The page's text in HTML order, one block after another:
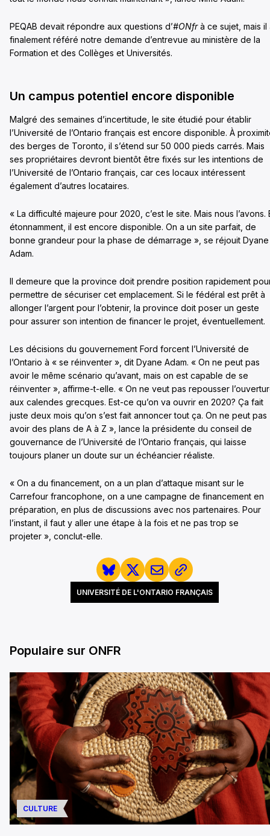
PEQAB devait répondre aux questions d’#ONfrà ce sujet, mais il
finalement référé notre demande d’entrevue au ministère de la
Formation et des Collèges et Universités.
Un campus potentiel encore disponible
Malgré des semaines d’incertitude, le site étudié pour établir
l’Université de l’Ontario français est encore disponible. À
des berges de Toronto, il s’étend sur 50 000 pieds carrés. Mais
ses propriétaires devront bientôt être fixés sur les intentions de
l’Université de l’Ontario français, car ces locaux intéressent
également d’autres locataires.
« La difficulté majeure pour 2020, c’est le site. Mais nous l’avons.
étonnamment, il est encore disponible. On a un site parfait, de
bonne grandeur pour la phase de démarrage », se réjouit Dyane
Adam.
Il demeure que la province doit prendre position rapidement
permettre de sécuriser cet emplacement. Si le fédéral est prêt à
allonger l’argent pour l’obtenir, la province doit poser un geste
pour assurer son intention de financer le projet, éventuellement.
Les décisions du gouvernement Ford forcent l’Université de
l’Ontario à « se réinventer », dit Dyane Adam. « On ne peut pas
avoir le même scénario qu’avant, mais on est capable de se
réinventer », affirme-t-elle. « On ne veut pas repousser
aux calendes grecques. Est-ce qu’on va ouvrir en 2020? Ça fait
juste deux mois qu’on s’est fait annoncer tout ça. On ne peut pas
avoir des plans de A à Z », lance la présidente du conseil de
gouvernance de l’Université de l’Ontario français, qui laisse
toujours planer un doute sur un échéancier réaliste.
« On a du financement, on a un plan d’attaque misant sur le
Carrefour francophone, on a une campagne de financement en
préparation, en plus de discussions avec nos partenaires. Pour
l’instant, il faut y aller une étape à la fois et ne pas trop se
projeter », conclut-elle.
UNIVERSITÉ DE L'ONTARIO FRANÇAIS
Populaire sur ONFR
CULTURE